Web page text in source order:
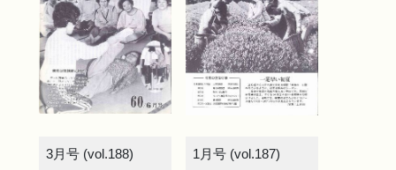
3月号 (vol.188) 1月号 (vol.187)